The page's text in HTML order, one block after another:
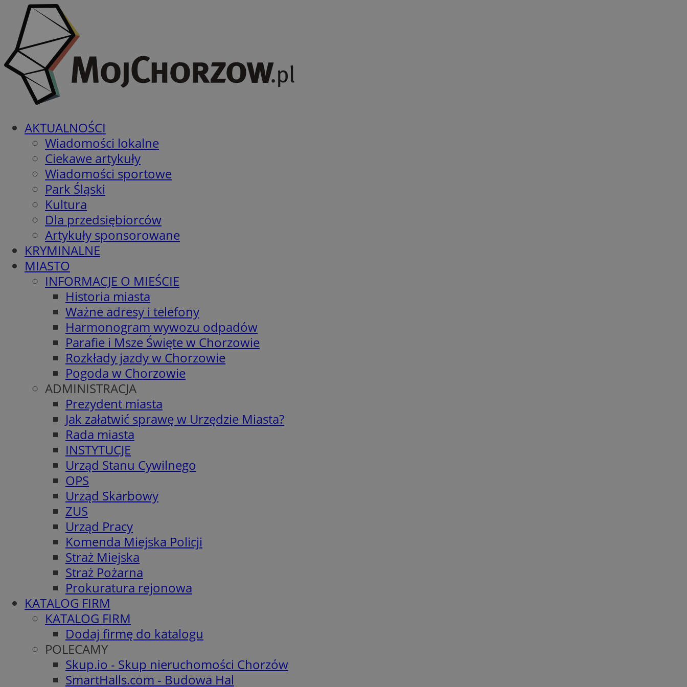
AKTUALNOŚCI
Wiadomości lokalne
Ciekawe artykuły
Wiadomości sportowe
Park Śląski
Kultura
Dla przedsiębiorców
Artykuły sponsorowane
KRYMINALNE
MIASTO
INFORMACJE O MIEŚCIE
Historia miasta
Ważne adresy i telefony
Harmonogram wywozu odpadów
Parafie i Msze Święte w Chorzowie
Rozkłady jazdy w Chorzowie
Pogoda w Chorzowie
ADMINISTRACJA
Prezydent miasta
Jak załatwić sprawę w Urzędzie Miasta?
Rada miasta
INSTYTUCJE
Urząd Stanu Cywilnego
OPS
Urząd Skarbowy
ZUS
Urząd Pracy
Komenda Miejska Policji
Straż Miejska
Straż Pożarna
Prokuratura rejonowa
KATALOG FIRM
KATALOG FIRM
Dodaj firmę do katalogu
POLECAMY
Skup.io - Skup nieruchomości Chorzów
SmartHalls.com - Budowa Hal